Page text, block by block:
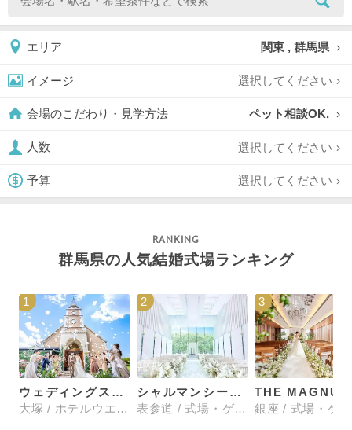
エリア 関東 , 群馬県
イメージ 選択してください
会場のこだわり・見学方法 ペット相談OK,
人数 選択してください
予算 選択してください
群馬県の人気結婚式場ランキング
1
ウェディングスホテル・ベルクラシック東京
大塚 / ホテルウエディング
2
シャルマンシーナTOKYO
表参道 / 式場・ゲストハウス
3